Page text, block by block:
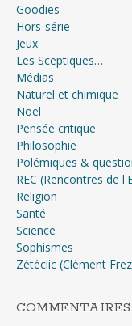
Goodies
Hors-série
Jeux
Les Sceptiques…
Médias
Naturel et chimique
Noël
Pensée critique
Philosophie
Polémiques &
REC (Rencontres de
Religion
Santé
Science
Sophismes
Zétéclic (Clément